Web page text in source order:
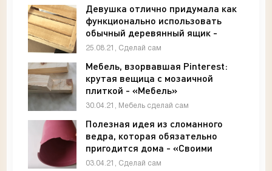
Девушка отлично придумала как
функционально использовать
обычный деревянный ящик -
«Своими руками»
25.08.21, Сделай сам
Мебель, взорвавшая Pinterest:
крутая вещица с мозаичной
плиткой - «Мебель»
30.04.21, Мебель сделай сам
Полезная идея из сломанного
ведра, которая обязательно
пригодится дома - «Своими
руками»
03.04.21, Сделай сам